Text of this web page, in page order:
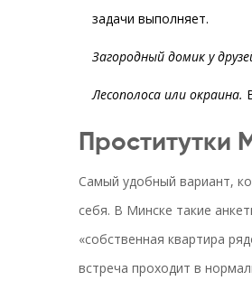
задачи выполняет.
Загородный домик у
Лесополоса или окраина.
Проститутки
Самый удобный вариант,
себя. В Минске такие
«собственная квартира
встреча проходит в